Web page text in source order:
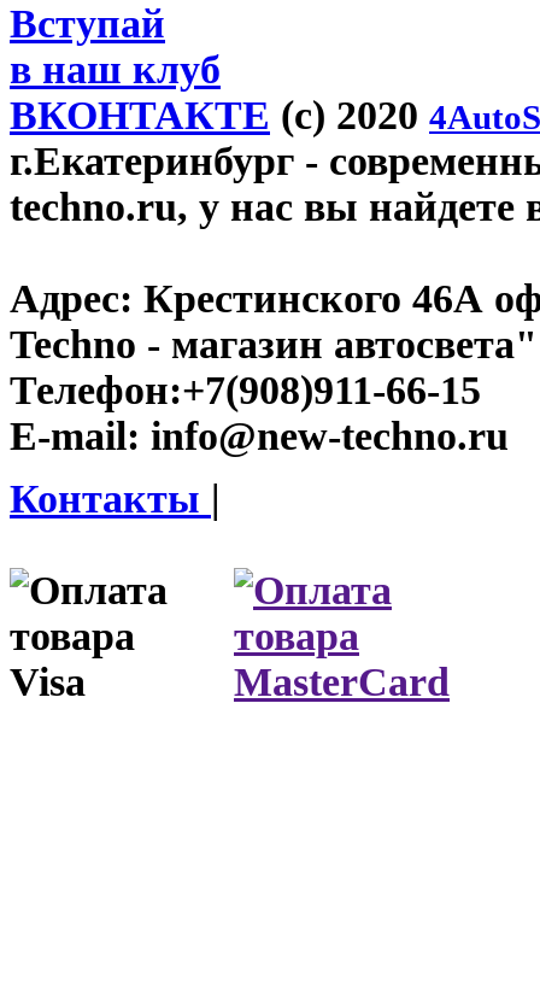
Вступай
в наш клуб
ВКОНТАКТЕ (c) 2020
г.Екатеринбург -
techno.ru, у нас вы найдете
Адрес: Крестинского 46А
Techno - магазин автосвета"
Телефон:+7(908)911-66-15
E-mail: info@new-techno.ru
Контакты |